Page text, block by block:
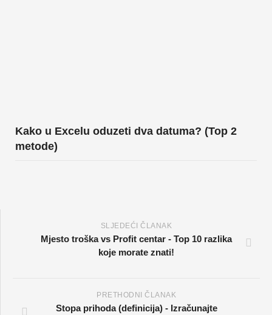
Kako u Excelu oduzeti dva datuma? (Top 2
metode)
SLJEDEĆI ČLANAK
Mjesto troška vs Profit centar - Top 10 razlika
koje morate znati!
PRETHODNI ČLANAK
Stopa prihoda (definicija) - Izračunajte